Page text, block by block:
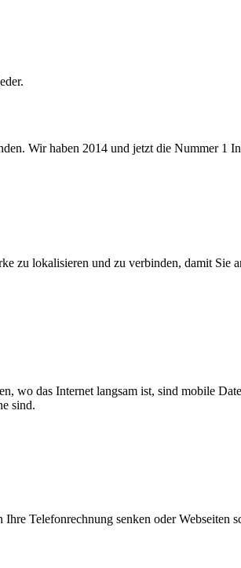
Wir haben 2014 und jetzt die Nummer 1
lokalisieren und zu verbinden, damit Sie
wo das Internet langsam ist, sind mobile
sind.
Telefonrechnung senken oder Webseiten